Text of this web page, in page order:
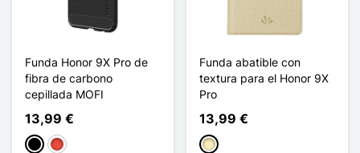
Funda Honor 9X Pro de
fibra de carbono
cepillada MOFI
13,99 €
NegroRojo
Funda abatible con
textura para el Honor 9X
Pro
13,99 €
Oro